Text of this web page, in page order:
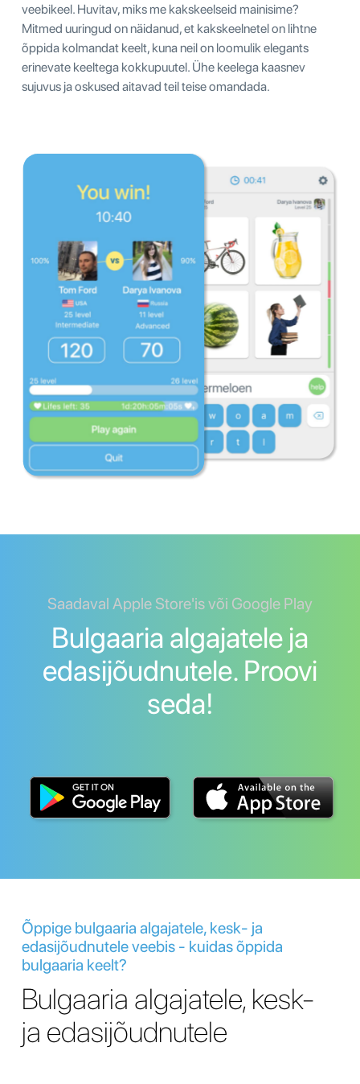
veebikeel. Huvitav, miks me kakskeelseid mainisime?
Mitmed uuringud on näidanud, et kakskeelnetel on lihtne
õppida kolmandat keelt, kuna neil on loomulik elegants
erinevate keeltega kokkupuutel. Ühe keelega kaasnev
sujuvus ja oskused aitavad teil teise omandada.
Saadaval Apple Store'is või Google Play
Bulgaaria algajatele ja
edasijõudnutele. Proovi
seda!
Õppige bulgaaria algajatele, kesk- ja
edasijõudnutele veebis - kuidas õppida
bulgaaria keelt?
Bulgaaria algajatele, kesk-
ja edasijõudnutele